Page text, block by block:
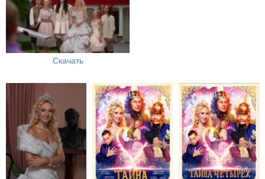
Скачать